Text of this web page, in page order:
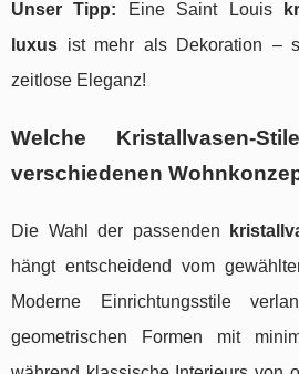
Unser Tipp: Eine Saint Louis
luxus ist mehr als Dekoration –
zeitlose Eleganz!
Welche Kristallvasen-
verschiedenen
Die Wahl der passenden
hängt entscheidend vom
Moderne Einrichtungsstile
geometrischen Formen mit